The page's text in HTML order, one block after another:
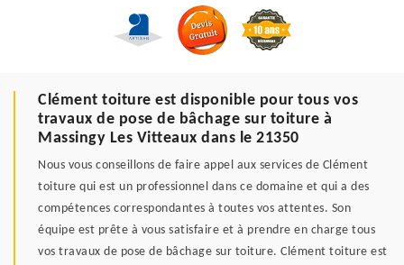
Clément toiture est disponible pour tous vos
travaux de pose de bâchage sur toiture à
Massingy Les Vitteaux dans le 21350
Nous vous conseillons de faire appel aux services de Clément
toiture qui est un professionnel dans ce domaine et qui a des
compétences correspondantes à toutes vos attentes. Son
équipe est prête à vous satisfaire et à prendre en charge tous
vos travaux de pose de bâchage sur toiture. Clément toiture est